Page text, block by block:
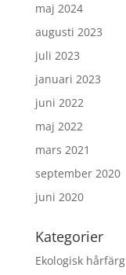
maj 2024
augusti 2023
juli 2023
januari 2023
juni 2022
maj 2022
mars 2021
september 2020
juni 2020
Kategorier
Ekologisk hårfärg